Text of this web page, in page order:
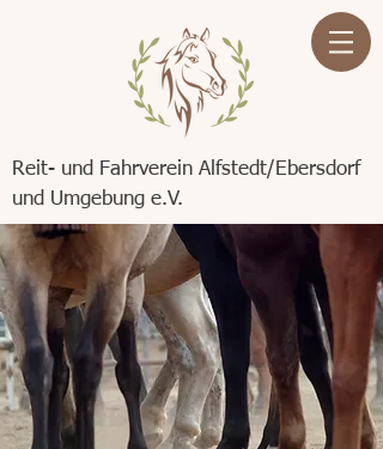
Reit- und Fahrverein Alfstedt/Ebersdorf
und Umgebung e.V.